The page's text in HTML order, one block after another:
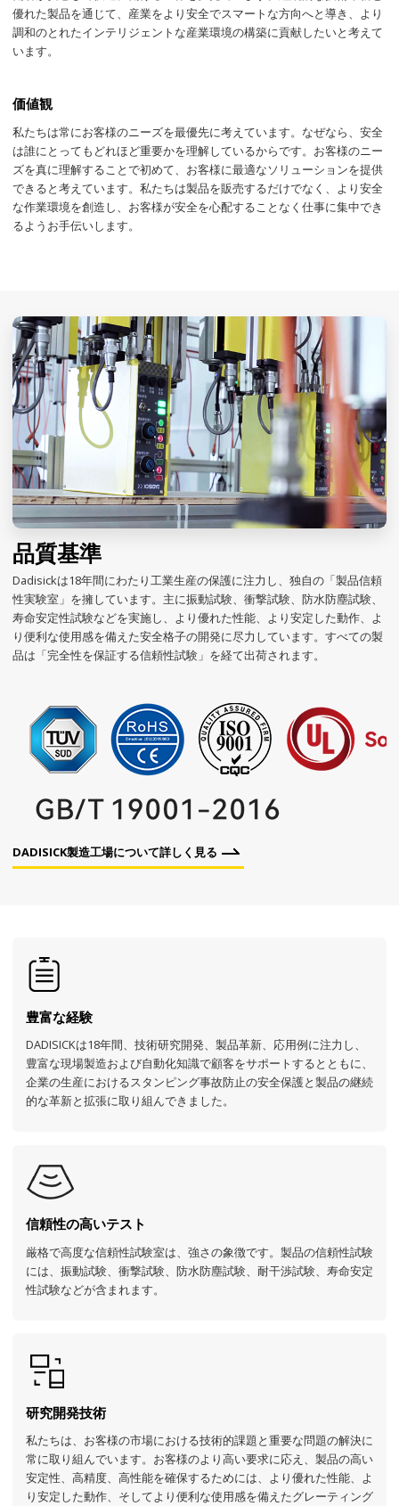
優れた製品を通じて、産業をより安全でスマートな方向へと導き、より
調和のとれたインテリジェントな産業環境の構築に貢献したいと考えて
います。
価値観
私たちは常にお客様のニーズを最優先に考えています。なぜなら、安全
は誰にとってもどれほど重要かを理解しているからです。お客様のニー
ズを真に理解することで初めて、お客様に最適なソリューションを提供
できると考えています。私たちは製品を販売するだけでなく、より安全
な作業環境を創造し、お客様が安全を心配することなく仕事に集中でき
るようお手伝いします。
品質基準
Dadisickは18年間にわたり工業生産の保護に注力し、独自の「製品信頼
性実験室」を擁しています。主に振動試験、衝撃試験、防水防塵試験、
寿命安定性試験などを実施し、より優れた性能、より安定した動作、よ
り便利な使用感を備えた安全格子の開発に尽力しています。すべての製
品は「完全性を保証する信頼性試験」を経て出荷されます。
DADISICK製造工場について詳しく見る
豊富な経験
DADISICKは18年間、技術研究開発、製品革新、応用例に注力し、
豊富な現場製造および自動化知識で顧客をサポートするとともに、
企業の生産におけるスタンピング事故防止の安全保護と製品の継続
的な革新と拡張に取り組んできました。
信頼性の高いテスト
厳格で高度な信頼性試験室は、強さの象徴です。製品の信頼性試験
には、振動試験、衝撃試験、防水防塵試験、耐干渉試験、寿命安定
性試験などが含まれます。
研究開発技術
私たちは、お客様の市場における技術的課題と重要な問題の解決に
常に取り組んでいます。お客様のより高い要求に応え、製品の高い
安定性、高精度、高性能を確保するためには、より優れた性能、よ
り安定した動作、そしてより便利な使用感を備えたグレーティング